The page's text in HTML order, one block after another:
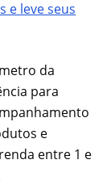
e leve seus
da
para
e
entre 1 e